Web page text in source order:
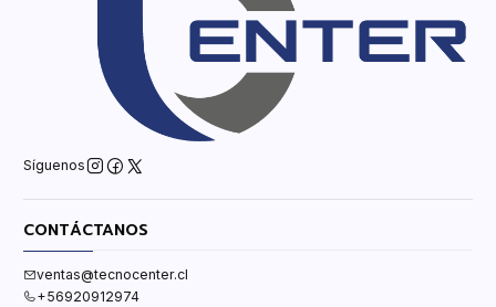
Síguenos
CONTÁCTANOS
ventas@tecnocenter.cl
+56920912974